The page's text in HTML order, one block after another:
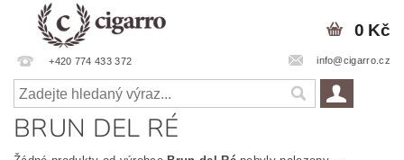
+420 774 433 372 info@cigarro.cz
0 Kč
BRUN DEL RÉ